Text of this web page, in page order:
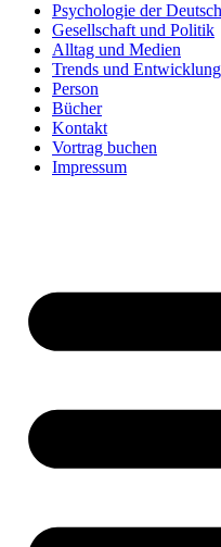
Psychologie der
Gesellschaft und Politik
Alltag und Medien
Trends und
Person
Bücher
Kontakt
Vortrag buchen
Impressum